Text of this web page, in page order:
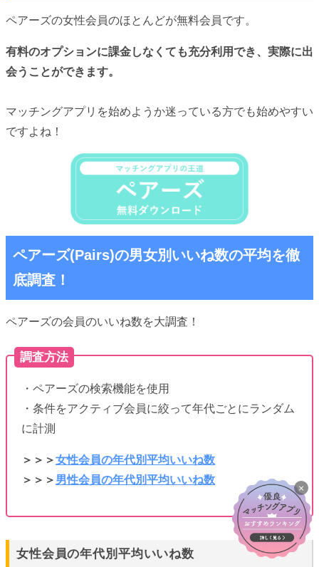
ペアーズの女性会員のほとんどが無料会員です。
有料のオプションに課金しなくても充分利用でき、実際に出
会うことができます。
マッチングアプリを始めようか迷っている方でも始めやすい
ですよね！
ペアーズ(Pairs)の男女別いいね数の平均を徹
底調査！
ペアーズの会員のいいね数を大調査！
調査方法
・ペアーズの検索機能を使用
・条件をアクティブ会員に絞って年代ごとにランダム
に計測
＞＞＞女性会員の年代別平均いいね数
＞＞＞ 男性会員の年代別平均いいね数
女性会員の年代別平均いいね数
×